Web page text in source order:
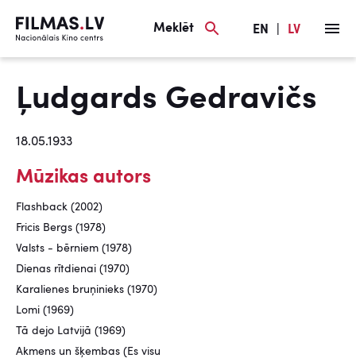
Meklēt EN LV
Ļudgards Gedravičs
18.05.1933
Mūzikas autors
Flashback (2002)
Fricis Bergs (1978)
Valsts - bērniem (1978)
Dienas rītdienai (1970)
Karalienes bruņinieks (1970)
Lomi (1969)
Tā dejo Latvijā (1969)
Akmens un šķembas (Es visu